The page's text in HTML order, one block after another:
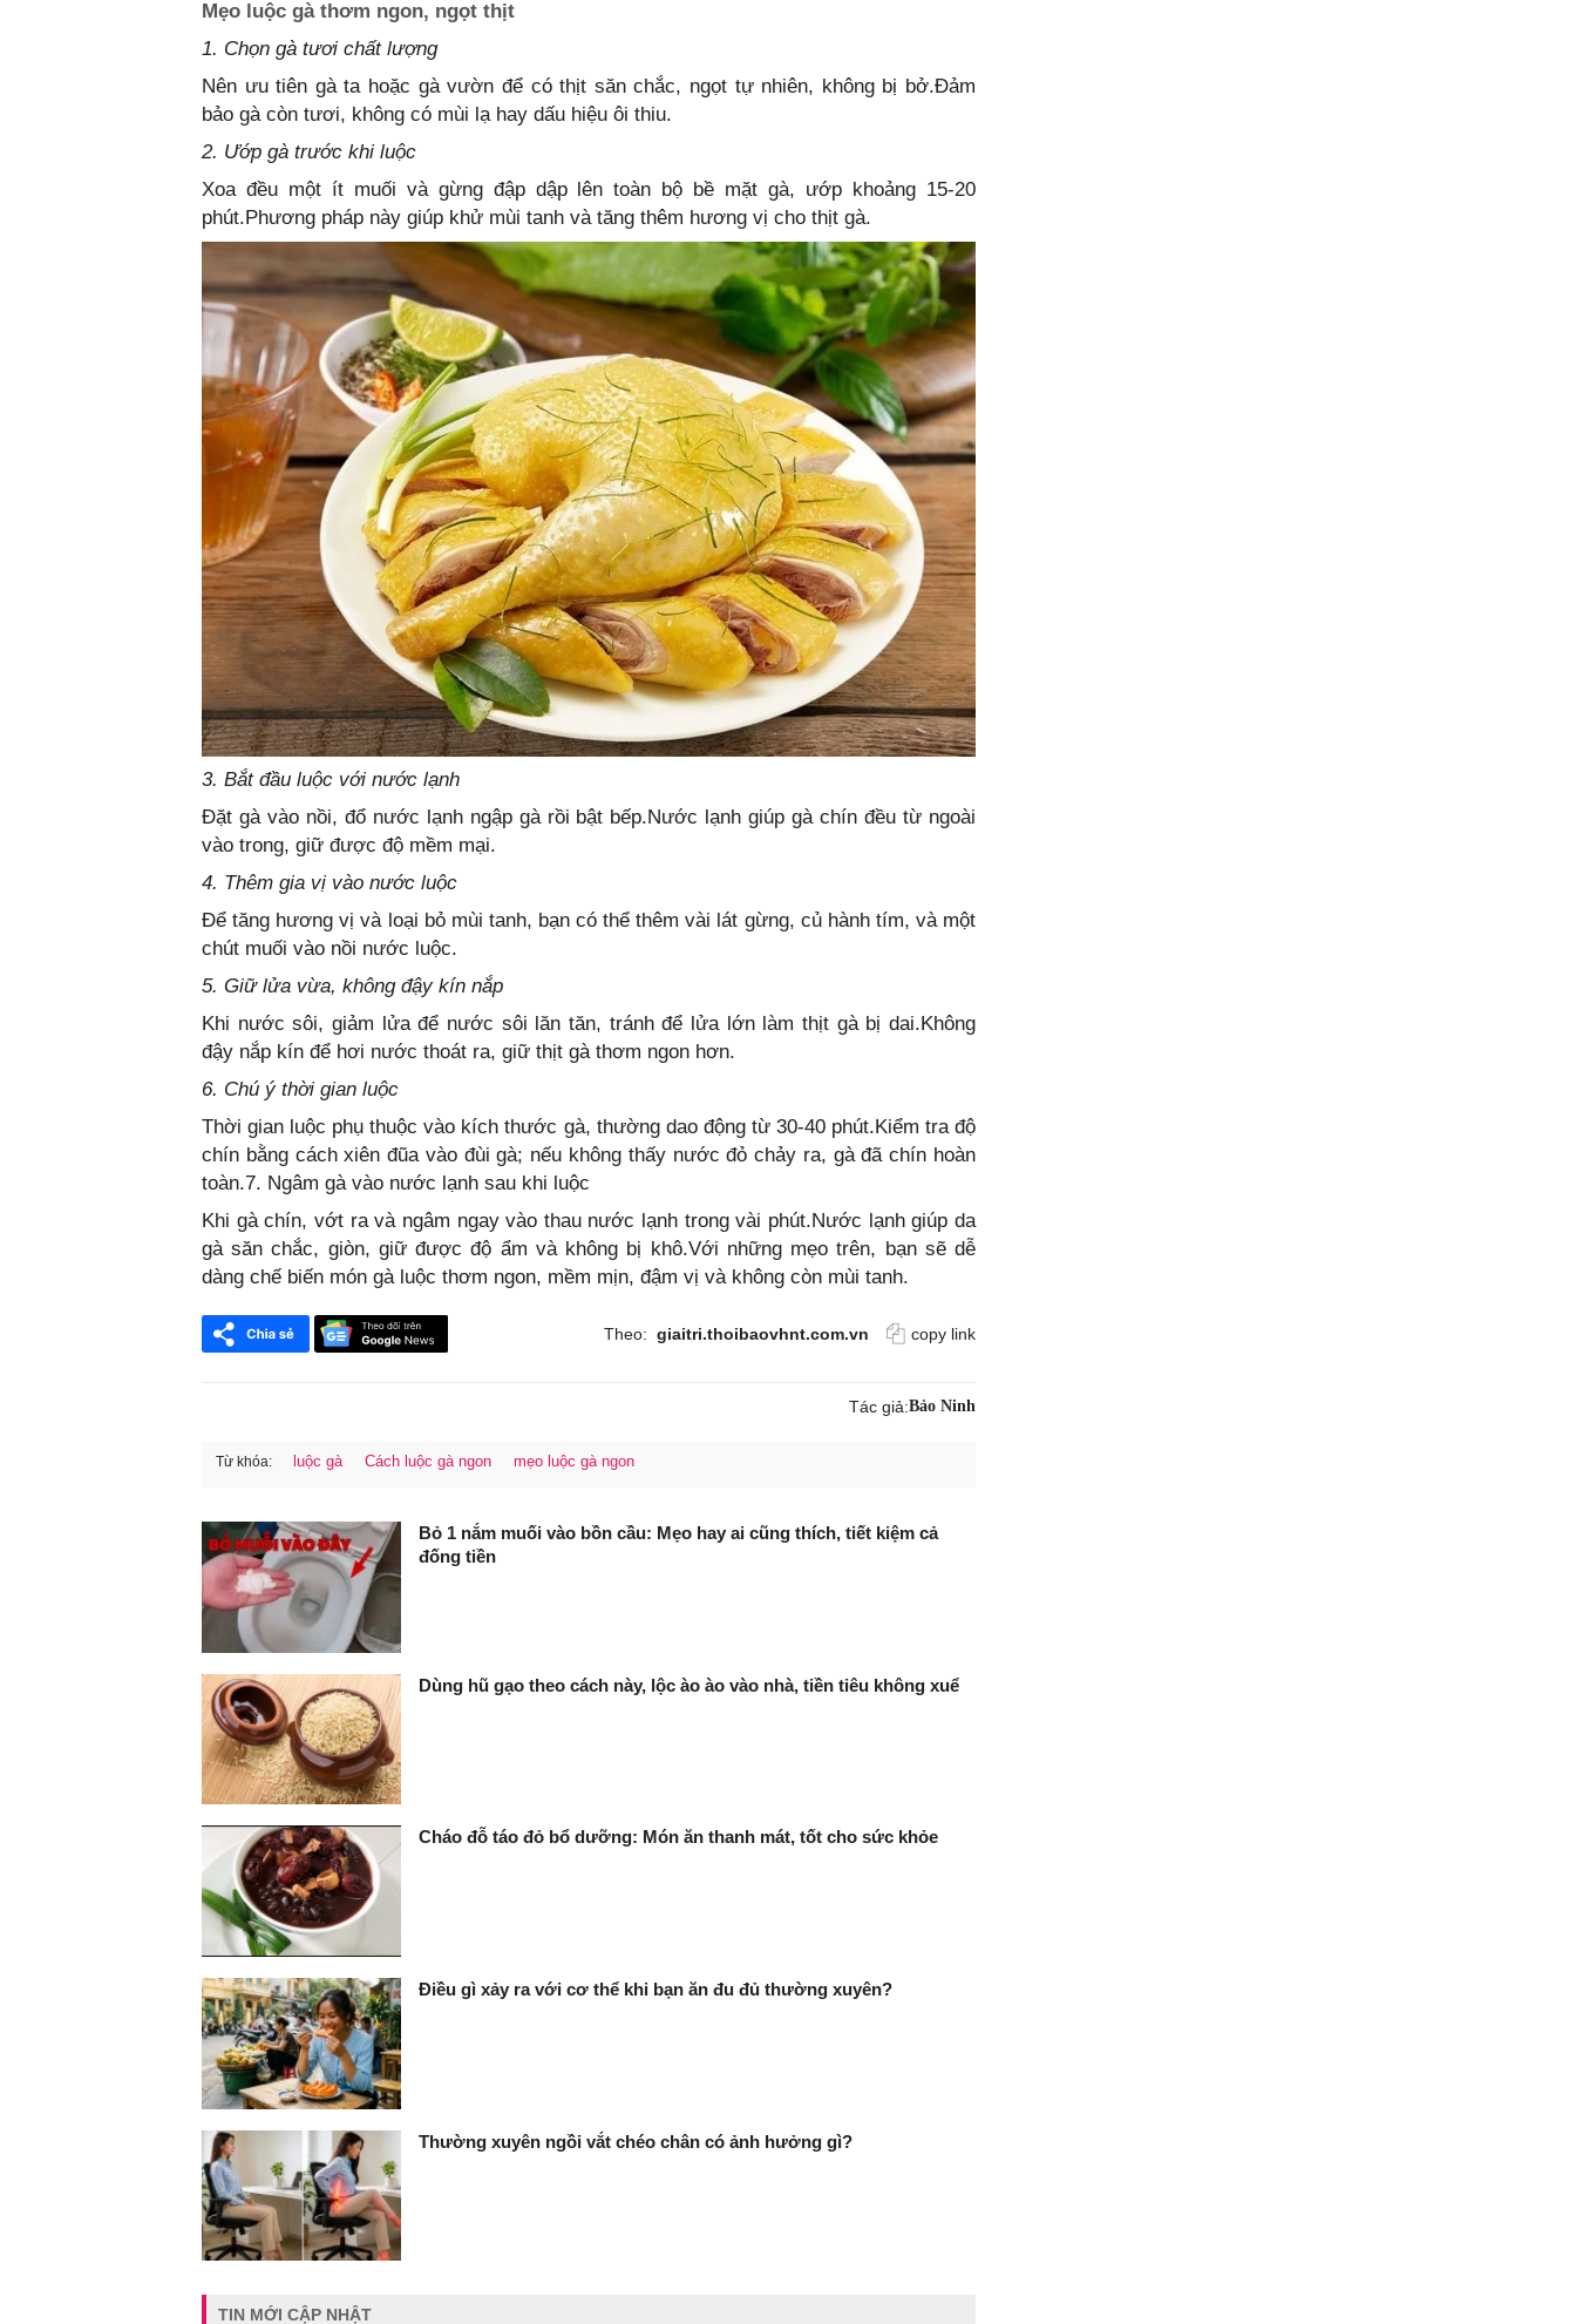
Mẹo luộc gà thơm ngon, ngọt thịt
1. Chọn gà tươi chất lượng
Nên ưu tiên gà ta hoặc gà vườn để có thịt săn chắc, ngọt tự nhiên, không bị bở.Đảm
bảo gà còn tươi, không có mùi lạ hay dấu hiệu ôi thiu.
2. Ướp gà trước khi luộc
Xoa đều một ít muối và gừng đập dập lên toàn bộ bề mặt gà, ướp khoảng 15-20
phút.Phương pháp này giúp khử mùi tanh và tăng thêm hương vị cho thịt gà.
3. Bắt đầu luộc với nước lạnh
Đặt gà vào nồi, đổ nước lạnh ngập gà rồi bật bếp.Nước lạnh giúp gà chín đều từ ngoài
vào trong, giữ được độ mềm mại.
4. Thêm gia vị vào nước luộc
Để tăng hương vị và loại bỏ mùi tanh, bạn có thể thêm vài lát gừng, củ hành tím, và một
chút muối vào nồi nước luộc.
5. Giữ lửa vừa, không đậy kín nắp
Khi nước sôi, giảm lửa để nước sôi lăn tăn, tránh để lửa lớn làm thịt gà bị dai.Không
đậy nắp kín để hơi nước thoát ra, giữ thịt gà thơm ngon hơn.
6. Chú ý thời gian luộc
Thời gian luộc phụ thuộc vào kích thước gà, thường dao động từ 30-40 phút.Kiểm tra độ
chín bằng cách xiên đũa vào đùi gà; nếu không thấy nước đỏ chảy ra, gà đã chín hoàn
toàn.7. Ngâm gà vào nước lạnh sau khi luộc
Khi gà chín, vớt ra và ngâm ngay vào thau nước lạnh trong vài phút.Nước lạnh giúp da
gà săn chắc, giòn, giữ được độ ẩm và không bị khô.Với những mẹo trên, bạn sẽ dễ
dàng chế biến món gà luộc thơm ngon, mềm mịn, đậm vị và không còn mùi tanh.
Theo: giaitri.thoibaovhnt.com.vn copy link
Tác giả:Bảo Ninh
Từ khóa: luộc gà Cách luộc gà ngon mẹo luộc gà ngon
Bỏ 1 nắm muối vào bồn cầu: Mẹo hay ai cũng thích, tiết kiệm cả
đống tiền
Dùng hũ gạo theo cách này, lộc ào ào vào nhà, tiền tiêu không xuể
Cháo đỗ táo đỏ bổ dưỡng: Món ăn thanh mát, tốt cho sức khỏe
Điều gì xảy ra với cơ thể khi bạn ăn đu đủ thường xuyên?
Thường xuyên ngồi vắt chéo chân có ảnh hưởng gì?
TIN MỚI CẬP NHẬT